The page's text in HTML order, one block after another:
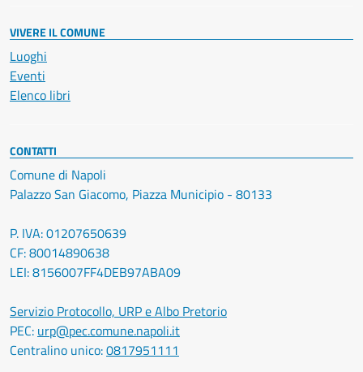
VIVERE IL COMUNE
Luoghi
Eventi
Elenco libri
CONTATTI
Comune di Napoli
Palazzo San Giacomo, Piazza Municipio - 80133
P. IVA: 01207650639
CF: 80014890638
LEI: 8156007FF4DEB97ABA09
Servizio Protocollo, URP e Albo Pretorio
PEC: urp@pec.comune.napoli.it
Centralino unico:0817951111